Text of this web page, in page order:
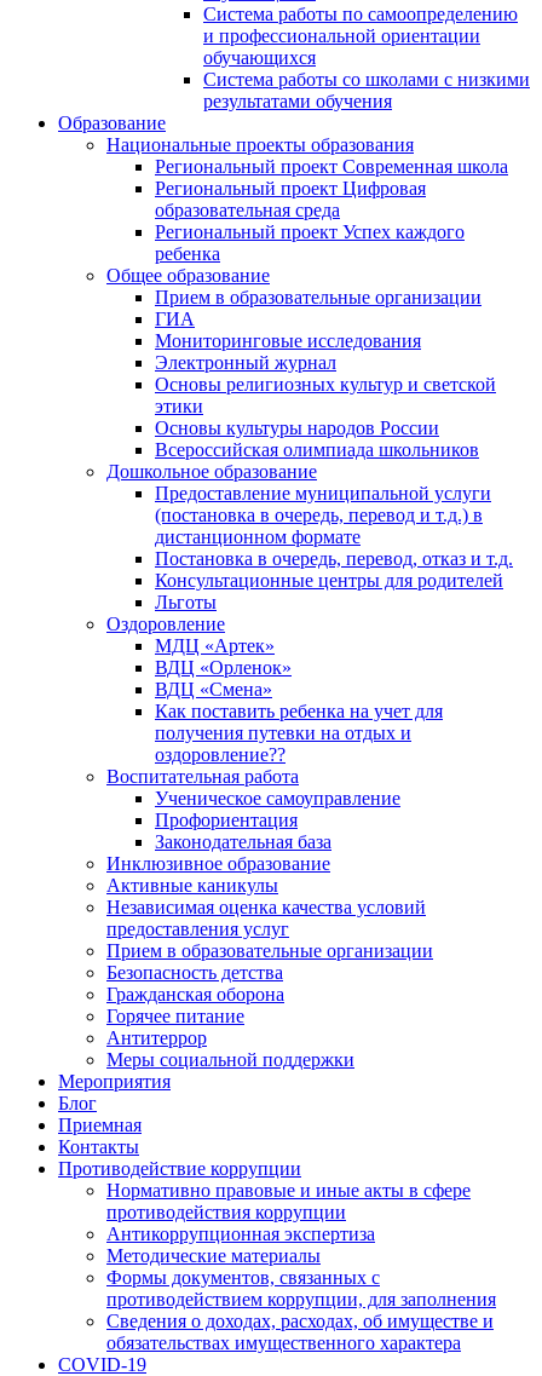
Система работы по самоопределению
и профессиональной ориентации
обучающихся
Система работы со школами с низкими
результатами обучения
Образование
Национальные проекты образования
Региональный проект Современная школа
Региональный проект Цифровая
образовательная среда
Региональный проект Успех каждого
ребенка
Общее образование
Прием в образовательные организации
ГИА
Мониторинговые исследования
Электронный журнал
Основы религиозных культур и светской
этики
Основы культуры народов России
Всероссийская олимпиада школьников
Дошкольное образование
Предоставление муниципальной услуги
(постановка в очередь, перевод и т.д.) в
дистанционном формате
Постановка в очередь, перевод, отказ и т.д.
Консультационные центры для родителей
Льготы
Оздоровление
МДЦ «Артек»
ВДЦ «Орленок»
ВДЦ «Смена»
Как поставить ребенка на учет для
получения путевки на отдых и
оздоровление??
Воспитательная работа
Ученическое самоуправление
Профориентация
Законодательная база
Инклюзивное образование
Активные каникулы
Независимая оценка качества условий
предоставления услуг
Прием в образовательные организации
Безопасность детства
Гражданская оборона
Горячее питание
Антитеррор
Меры социальной поддержки
Мероприятия
Блог
Приемная
Контакты
Противодействие коррупции
Нормативно правовые и иные акты в сфере
противодействия коррупции
Антикоррупционная экспертиза
Методические материалы
Формы документов, связанных с
противодействием коррупции, для заполнения
Сведения о доходах, расходах, об имуществе и
обязательствах имущественного характера
COVID-19